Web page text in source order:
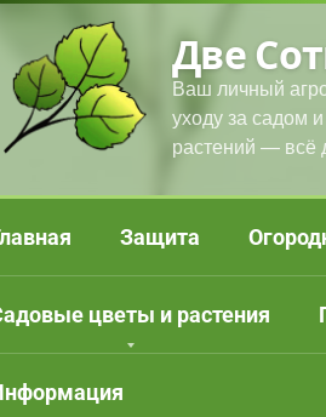
Две
Ваш личный
уходу за садом
растений — всё
Защита
цветы и растения